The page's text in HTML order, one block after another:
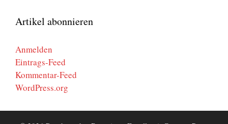
Artikel abonnieren
Anmelden
Eintrags-Feed
Kommentar-Feed
WordPress.org